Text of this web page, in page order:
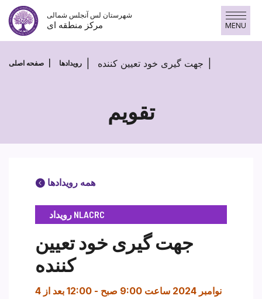
پرش
محتوا
شهرستان لس آنجلس شمالی
مرکز منطقه ای MENU
صفحه اصلی رویدادها جهت گیری خود تعیین کننده
تقویم
همه رویدادها
رویداد NLACRC
جهت گیری خود تعیین
کننده
4 نوامبر 2024 ساعت 9:00 صبح -
12:00 بعد از